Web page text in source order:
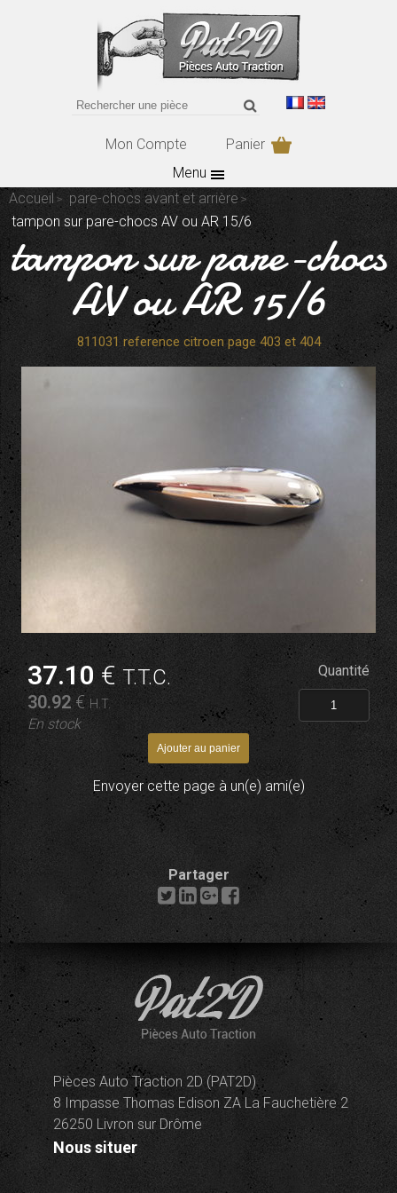
Mon Compte
Panier
Menu
Accueil
pare-chocs avant et arrière
tampon sur pare-chocs AV ou AR 15/6
tampon sur pare-chocs
AV ou AR 15/6
811031 reference citroen page 403 et 404
37.10 €T.T.C.
30.92€H.T.
En stock
Quantité
Envoyer cette page à un(e) ami(e)
Partager
Pièces Auto Traction 2D (PAT2D)
8 Impasse Thomas Edison ZA La Fauchetière 2
26250 Livron sur Drôme
Nous situer